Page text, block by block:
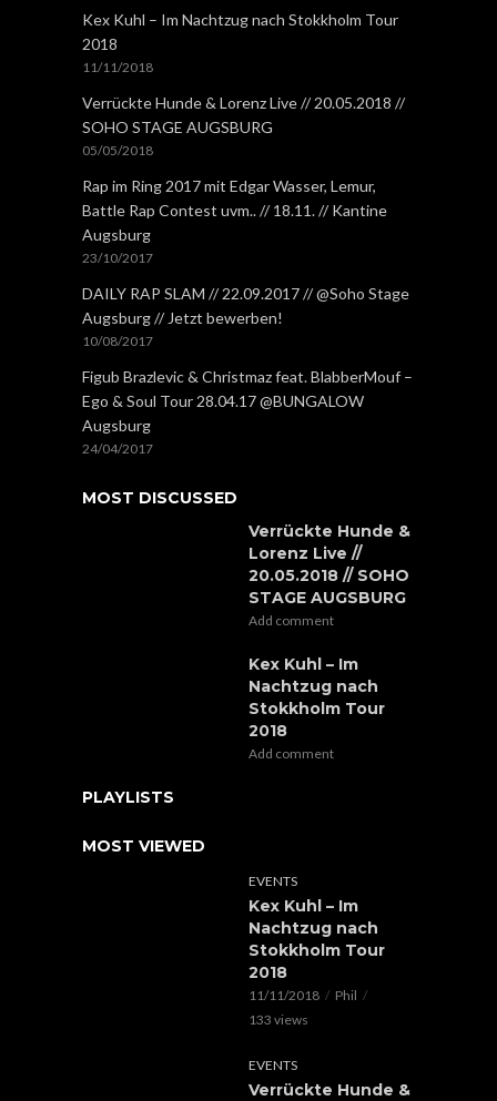
Kex Kuhl – Im Nachtzug nach Stokkholm Tour
2018
11/11/2018
Verrückte Hunde & Lorenz Live // 20.05.2018 //
SOHO STAGE AUGSBURG
05/05/2018
Rap im Ring 2017 mit Edgar Wasser, Lemur,
Battle Rap Contest uvm.. // 18.11. // Kantine
Augsburg
23/10/2017
DAILY RAP SLAM // 22.09.2017 // @Soho Stage
Augsburg // Jetzt bewerben!
10/08/2017
Figub Brazlevic & Christmaz feat. BlabberMouf –
Ego & Soul Tour 28.04.17 @BUNGALOW
Augsburg
24/04/2017
MOST DISCUSSED
Verrückte Hunde &
Lorenz Live //
20.05.2018 // SOHO
STAGE AUGSBURG
Add comment
Kex Kuhl – Im
Nachtzug nach
Stokkholm Tour
2018
Add comment
PLAYLISTS
MOST VIEWED
EVENTS
Kex Kuhl – Im
Nachtzug nach
Stokkholm Tour
2018
11/11/2018
Phil
133 views
EVENTS
Verrückte Hunde &